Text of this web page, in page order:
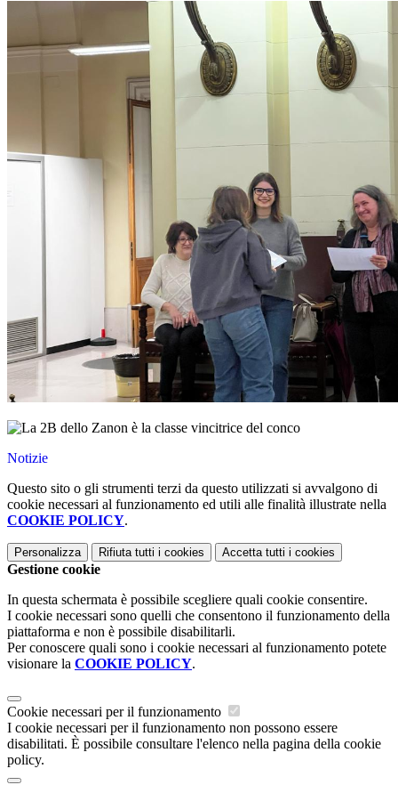
Notizie
Questo sito o gli strumenti terzi da questo utilizzati si avvalgono di
cookie necessari al funzionamento ed utili alle finalità illustrate nella
COOKIE POLICY.
Personalizza Rifiuta tutti i cookies Accetta tutti i cookies
Gestione cookie
In questa schermata è possibile scegliere quali cookie consentire.
I cookie necessari sono quelli che consentono il funzionamento della
piattaforma e non è possibile disabilitarli.
Per conoscere quali sono i cookie necessari al funzionamento potete
visionare la COOKIE POLICY.
Cookie necessari per il funzionamento
I cookie necessari per il funzionamento non possono essere
disabilitati. È possibile consultare l'elenco nella pagina della cookie
policy.